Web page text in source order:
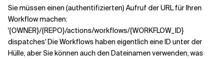
Sie müssen einen (authentifizierten) Aufruf der URL für Ihren
Workflow machen:
'{OWNER}/{REPO}/actions/workflows/{WORKFLOW_ID}
dispatches' Die Workflows haben eigentlich eine ID unter der
Hülle, aber Sie können auch den Dateinamen verwenden, was